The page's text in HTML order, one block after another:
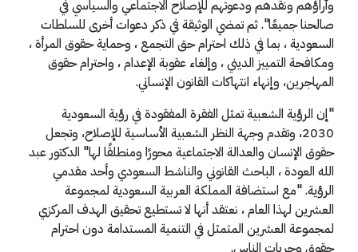
وآراؤهم ونقدهم ودعوتهم للإصلاح الاجتماعي والسياسي في
صالحنا جميعًا". ثم تمضي الوثيقة في ذكر دعوات أخرى للسلطات
السعودية ، بما في ذلك احترام حق التجمع ، وحماية حقوق المرأة ،
ومكافحة التمييز الديني ، وإلغاء عقوبة الإعدام ، واحترام حقوق
المهاجرين، وإنهاء انتهاكات القانون الإنساني.
"إن الرؤية الشعبية تمثل الفقرة المفقودة في رؤية السعودية
2030، وتقدم وجهة النظر الشعبية الأساسية للإصلاح، وتجعل
حقوق الإنسان والعدالة الاجتماعية محورًا ومنطلقًا لها" الدكتور عبد
الله العودة ، الباحث القانوني والناشط السعودي وأحد مقدمي
الرؤية. "مع استضافة المملكة العربية السعودية لمجموعة
العشرين لهذا العام ، نعتقد أنها لا تستطيع تحقيق الهدف المركزي
لمجموعة العشرين المتمثل في التنمية المستدامة دون احترام
حقوق وحريات الناس.